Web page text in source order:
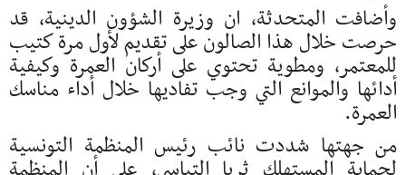
وأضافت المتحدثة، ان وزيرة الشؤون الدينية، قد
حرصت خلال هذا الصالون على تقديم لأول مرة كتيب
للمعتمر، ومطوية تحتوي على أركان العمرة وكيفية
أدائها والموانع التي وجب تفاديها خلال أداء مناسك
العمرة.
من جهتها شددت نائب رئيس المنظمة التونسية